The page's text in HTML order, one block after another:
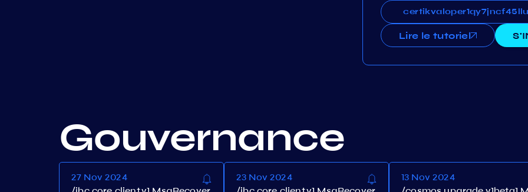
Lire le tutoriel
Gouvernance
27 Nov 2024
23 Nov 2024
13 Nov 2024